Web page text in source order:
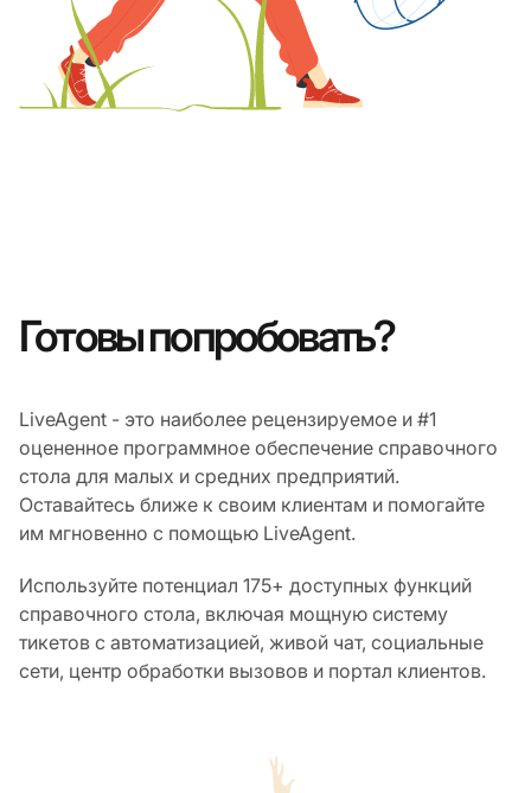
Готовы попробовать?
LiveAgent - это наиболее рецензируемое и #1
оцененное программное обеспечение справочного
стола для малых и средних предприятий.
Оставайтесь ближе к своим клиентам и помогайте
им мгновенно с помощью LiveAgent.
Используйте потенциал 175+ доступных функций
справочного стола, включая мощную систему
тикетов с автоматизацией, живой чат, социальные
сети, центр обработки вызовов и портал клиентов.